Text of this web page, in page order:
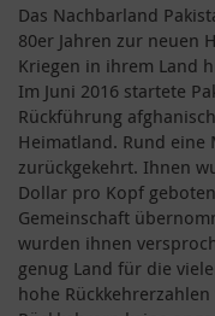
Das Nachbarland
80er Jahren zur neuen
Kriegen in ihrem Land
Im Juni 2016 startete
Rückführung
Heimatland. Rund
zurückgekehrt. Ihnen
Dollar pro Kopf
Gemeinschaft
wurden ihnen
genug Land für die
hohe